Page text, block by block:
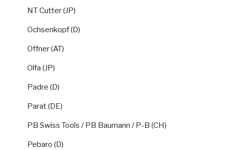
NT Cutter (JP)
Ochsenkopf (D)
Offner (AT)
Olfa (JP)
Padre (D)
Parat (DE)
PB Swiss Tools / PB Baumann / P-B (CH)
Pebaro (D)